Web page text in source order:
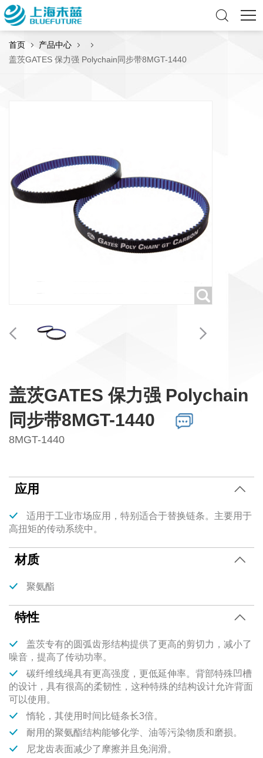
首页
产品中心
盖茨GATES 保力强 Polychain同步带8MGT-1440
盖茨GATES 保力强 Polychain
同步带8MGT-1440
8MGT-1440
应用
适用于工业市场应用，特别适合于替换链条。主要用于
高扭矩的传动系统中。
材质
聚氨酯
特性
盖茨专有的圆弧齿形结构提供了更高的剪切力，减小了
噪音，提高了传动功率。
碳纤维线绳具有更高强度，更低延伸率。背部特殊凹槽
的设计，具有很高的柔韧性，这种特殊的结构设计允许背面
可以使用。
惰轮，其使用时间比链条长3倍。
耐用的聚氨酯结构能够化学、油等污染物质和磨损。
尼龙齿表面减少了摩擦并且免润滑。